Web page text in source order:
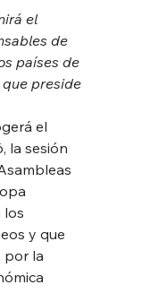
el
de
países de
que preside
el
la sesión
los
y que
por la